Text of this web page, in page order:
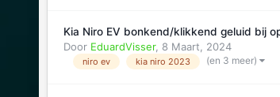
Kia Niro EV bonkend/klikkend geluid bij
Door EduardVisser, 8 Maart, 2024
niro ev kia niro 2023 (en 3 meer)